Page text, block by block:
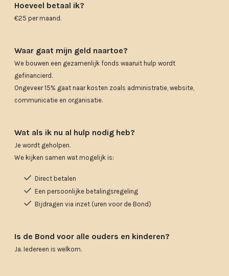
Hoeveel betaal ik?
€25 per maand.
Waar gaat mijn geld naartoe?
We bouwen een gezamenlijk fonds waaruit hulp wordt
gefinancierd.
Ongeveer 15% gaat naar kosten zoals administratie, website,
communicatie en organisatie.
Wat als ik nu al hulp nodig heb?
Je wordt geholpen.
We kijken samen wat mogelijk is:
Direct betalen
Een persoonlijke betalingsregeling
Bijdragen via inzet (uren voor de Bond)
Is de Bond voor alle ouders en kinderen?
Ja. Iedereen is welkom.